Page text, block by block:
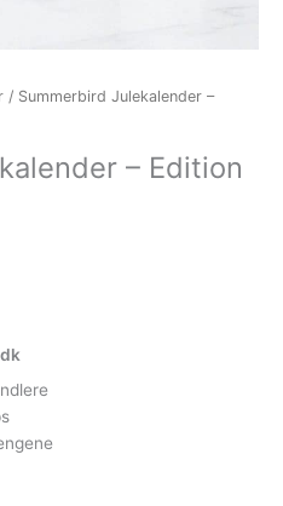
/ Summerbird Julekalender –
– Edition